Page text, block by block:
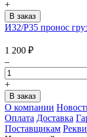
+
И32/Р35 пронос
1 200 ₽
–
+
О компании
Оплата Доставка
Поставщикам